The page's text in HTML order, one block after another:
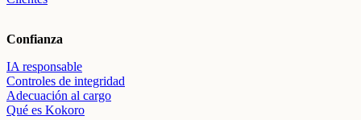
Confianza
IA responsable
Controles de integridad
Adecuación al cargo
Qué es Kokoro